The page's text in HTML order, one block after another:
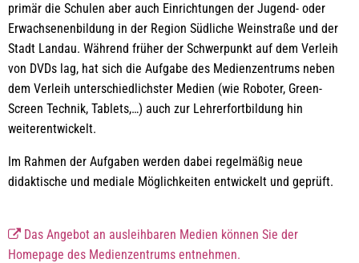
primär die Schulen aber auch Einrichtungen der Jugend- oder
Erwachsenenbildung in der Region Südliche Weinstraße und der
Stadt Landau. Während früher der Schwerpunkt auf dem Verleih
von DVDs lag, hat sich die Aufgabe des Medienzentrums neben
dem Verleih unterschiedlichster Medien (wie Roboter, Green-
Screen Technik, Tablets,…) auch zur Lehrerfortbildung hin
weiterentwickelt.
Im Rahmen der Aufgaben werden dabei regelmäßig neue
didaktische und mediale Möglichkeiten entwickelt und geprüft.
Das Angebot an ausleihbaren Medien können Sie der
Homepage des Medienzentrums entnehmen.